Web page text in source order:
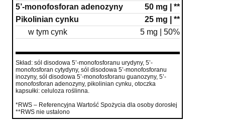
5’-monofosforan adenozyny
50 mg | **
Pikolinian cynku
25 mg | **
w tym cynk
5 mg | 50%
Skład: sól disodowa 5’-monofosforanu urydyny, 5’-
monofosforan cytydyny, sól disodowa 5’-monofosforanu
inozyny, sól disodowa 5’-monofosforanu guanozyny, 5’-
monofosforan adenozyny, pikolinian cynku, otoczka
kapsułki: celuloza roślinna.
*RWS – Referencyjna Wartość Spożycia dla osoby dorosłej
**RWS nie ustalono